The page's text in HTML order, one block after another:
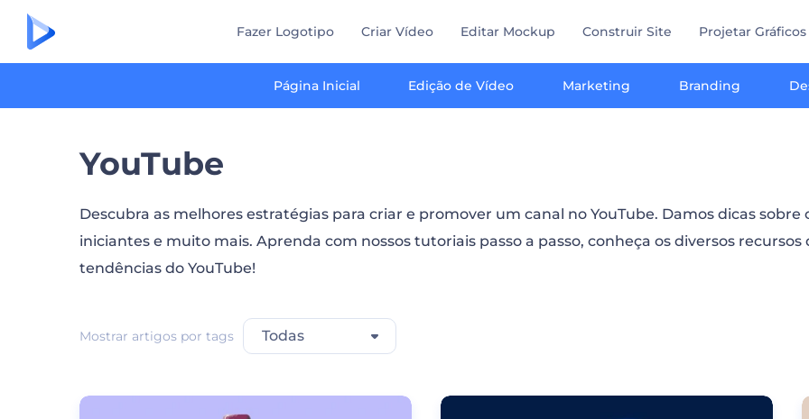
Fazer Logotipo Criar Vídeo Editar Mockup Construir Site Projetar Gráficos
Página Inicial Edição de Vídeo Marketing Branding
YouTube
Descubra as melhores estratégias para criar e promover um canal no YouTube. Damos dicas sobre
iniciantes e muito mais. Aprenda com nossos tutoriais passo a passo, conheça os diversos
tendências do YouTube!
Mostrar artigos por tags Todas